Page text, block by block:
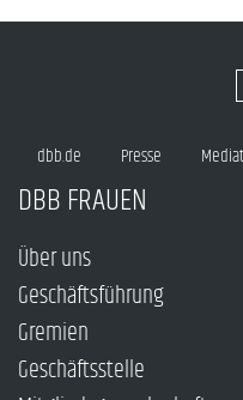
dbb.de Presse
DBB FRAUEN
Über uns
Geschäftsführung
Gremien
Geschäftsstelle